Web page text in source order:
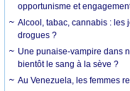
opportunisme et
Alcool, tabac, cannabis : les
drogues ?
Une punaise-vampire dans
bientôt le sang à la sève ?
Au Venezuela, les femmes